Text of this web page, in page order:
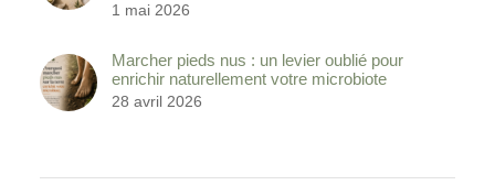
1 mai 2026
Marcher pieds nus : un levier oublié pour
enrichir naturellement votre microbiote
28 avril 2026